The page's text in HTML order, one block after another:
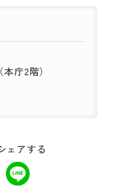
庁2階）
ェアする